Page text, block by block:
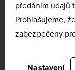
předáním údajů
Prohlašujeme,
zabezpečeny
Nastavení